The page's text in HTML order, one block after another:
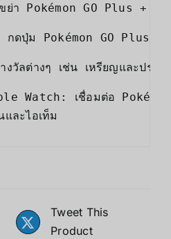
ย่า Pokémon GO Plus + เพื่
กดปุ่ม Pokémon GO Plus +
งวัลต่างๆ เช่น เหรียญและประ
Watch: เชื่อมต่อ
และไอเท็ม
Tweet This
Product